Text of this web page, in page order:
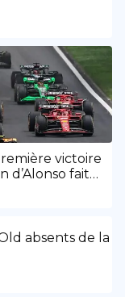
victoire
d’Alonso fait
absents de la